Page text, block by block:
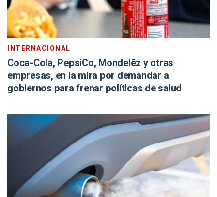
INTERNACIONAL
Coca-Cola, PepsiCo, Mondelēz y otras
empresas, en la mira por demandar a
gobiernos para frenar políticas de salud